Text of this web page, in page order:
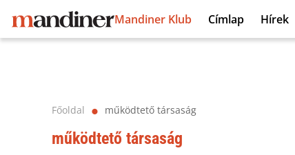
Mandiner Klub Címlap Hírek
Főoldal ⬤ működtető társaság
működtető társaság